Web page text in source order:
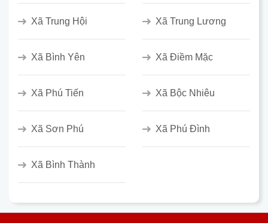
Xã Trung Hội Xã Trung Lương
Xã Bình Yên Xã Điềm Mặc
Xã Phú Tiến Xã Bộc Nhiêu
Xã Sơn Phú Xã Phú Đình
Xã Bình Thành